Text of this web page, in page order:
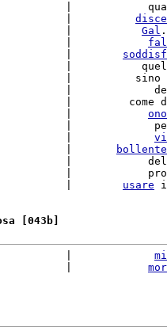
|
Gal
|
|
|
|         come
|
bollente
|
|
usare
[043b]